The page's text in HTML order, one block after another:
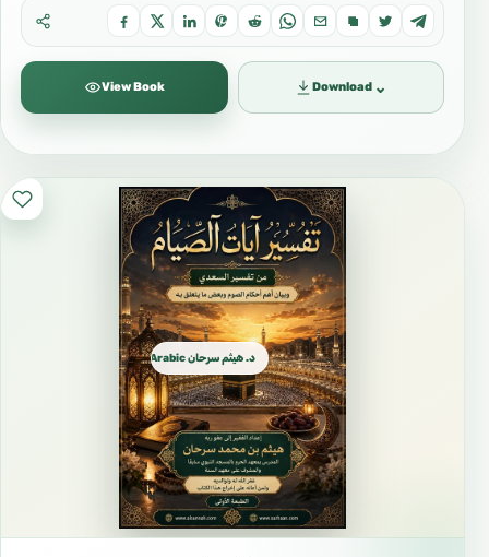
View Book Download ⌄
د. هيثم سرحان Arabic العربية